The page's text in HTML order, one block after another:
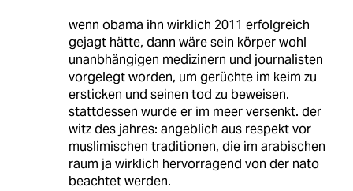
wenn obama ihn wirklich 2011 erfolgreich
gejagt hätte, dann wäre sein körper wohl
unanbhängigen medizinern und journalisten
vorgelegt worden, um gerüchte im keim zu
ersticken und seinen tod zu beweisen.
stattdessen wurde er im meer versenkt. der
witz des jahres: angeblich aus respekt vor
muslimischen traditionen, die im arabischen
raum ja wirklich hervorragend von der nato
beachtet werden.